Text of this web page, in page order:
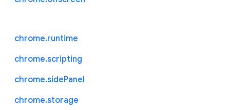
chrome.runtime
chrome.scripting
chrome.sidePanel
chrome.storage